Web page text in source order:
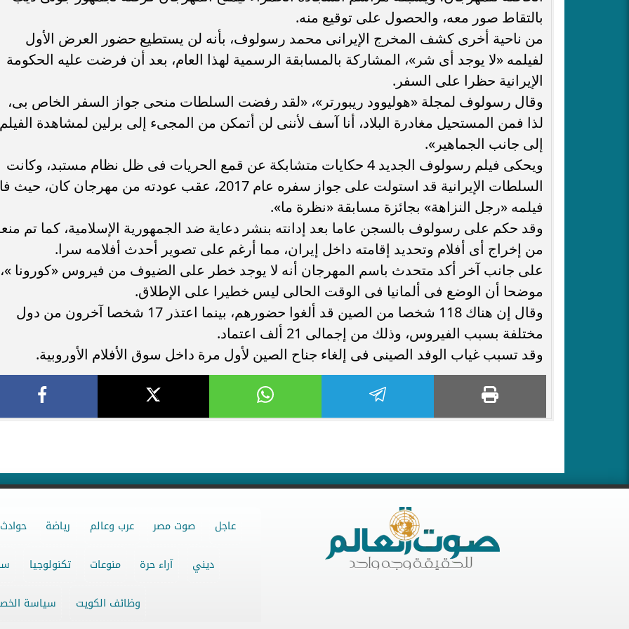
بالتقاط صور معه، والحصول على توقيع منه.
من ناحية أخرى كشف المخرج الإيرانى محمد رسولوف، بأنه لن يستطيع حضور العرض الأول
لفيلمه «لا يوجد أى شر»، المشاركة بالمسابقة الرسمية لهذا العام، بعد أن فرضت عليه الحكومة
الإيرانية حظرا على السفر.
وقال رسولوف لمجلة «هوليوود ريبورتر»، «لقد رفضت السلطات منحى جواز السفر الخاص بى،
لذا فمن المستحيل مغادرة البلاد، أنا آسف لأننى لن أتمكن من المجىء إلى برلين لمشاهدة الفيلم
إلى جانب الجماهير».
ويحكى فيلم رسولوف الجديد 4 حكايات متشابكة عن قمع الحريات فى ظل نظام مستبد، وكانت
السلطات الإيرانية قد استولت على جواز سفره عام 2017، عقب عودته من مهرجان كان،
فيلمه «رجل النزاهة» بجائزة مسابقة «نظرة ما».
وقد حكم على رسولوف بالسجن عاما بعد إدانته بنشر دعاية ضد الجمهورية الإسلامية، كما تم
من إخراج أى أفلام وتحديد إقامته داخل إيران، مما أرغم على تصوير أحدث أفلامه سرا.
على جانب آخر أكد متحدث باسم المهرجان أنه لا يوجد خطر على الضيوف من فيروس «كورونا »،
موضحا أن الوضع فى ألمانيا فى الوقت الحالى ليس خطيرا على الإطلاق.
وقال إن هناك 118 شخصا من الصين قد ألغوا حضورهم، بينما اعتذر 17 شخصا آخرون من دول
مختلفة بسبب الفيروس، وذلك من إجمالى 21 ألف اعتماد.
وقد تسبب غياب الوفد الصينى فى إلغاء جناح الصين لأول مرة داخل سوق الأفلام الأوروبية.
عاجل صوت مصر عرب وعالم رياضة حوادث
ديني آراء حرة منوعات تكنولوجيا
وظائف الكويت سياسة